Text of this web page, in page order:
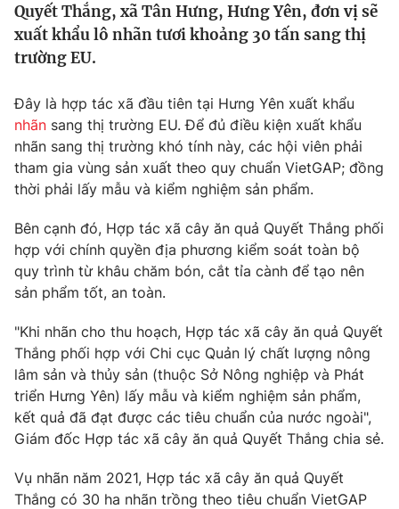
Thế giới
Tin tức
Thế giới đó đây
Câu chuyện quốc tế
Tài chính
Thị trường
Góc doanh nghiệp
Dữ liệu và đời sống
Truyền hình
Phim VTV
Hậu trường
Nhân vật
Khán giả
Giải sao mai
Giải trí
Điện ảnh
Sao
Đời sống
Du lịch
Làm đẹp
Chất lượng cuộc sống
Giáo dục
Tuyển sinh
Học trực tuyến
Công nghệ
Hitech Công nghệ tương lai
Thị trường
Giao lưu trực tuyến
Lịch phát sóng
Quyết Thắng, xã Tân Hưng, Hưng Yên, đơn vị sẽ
xuất khẩu lô nhãn tươi khoảng 30 tấn sang thị
trường EU.
Đây là hợp tác xã đầu tiên tại Hưng Yên xuất khẩu
nhãn sang thị trường EU. Để đủ điều kiện xuất khẩu
nhãn sang thị trường khó tính này, các hội viên phải
tham gia vùng sản xuất theo quy chuẩn VietGAP; đồng
thời phải lấy mẫu và kiểm nghiệm sản phẩm.
Bên cạnh đó, Hợp tác xã cây ăn quả Quyết Thắng phối
hợp với chính quyền địa phương kiểm soát toàn bộ
quy trình từ khâu chăm bón, cắt tỉa cành để tạo nên
sản phẩm tốt, an toàn.
"Khi nhãn cho thu hoạch, Hợp tác xã cây ăn quả Quyết
Thắng phối hợp với Chi cục Quản lý chất lượng nông
lâm sản và thủy sản (thuộc Sở Nông nghiệp và Phát
triển Hưng Yên) lấy mẫu và kiểm nghiệm sản phẩm,
kết quả đã đạt được các tiêu chuẩn của nước ngoài",
Giám đốc Hợp tác xã cây ăn quả Quyết Thắng chia sẻ.
Vụ nhãn năm 2021, Hợp tác xã cây ăn quả Quyết
Thắng có 30 ha nhãn trồng theo tiêu chuẩn VietGAP